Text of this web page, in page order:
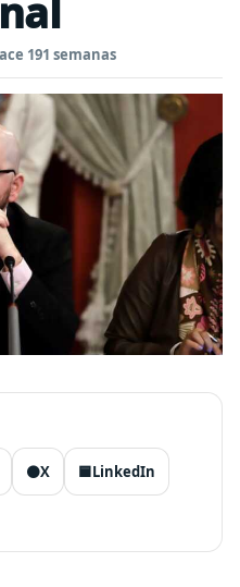
191 semanas
⚫X 🟦LinkedIn